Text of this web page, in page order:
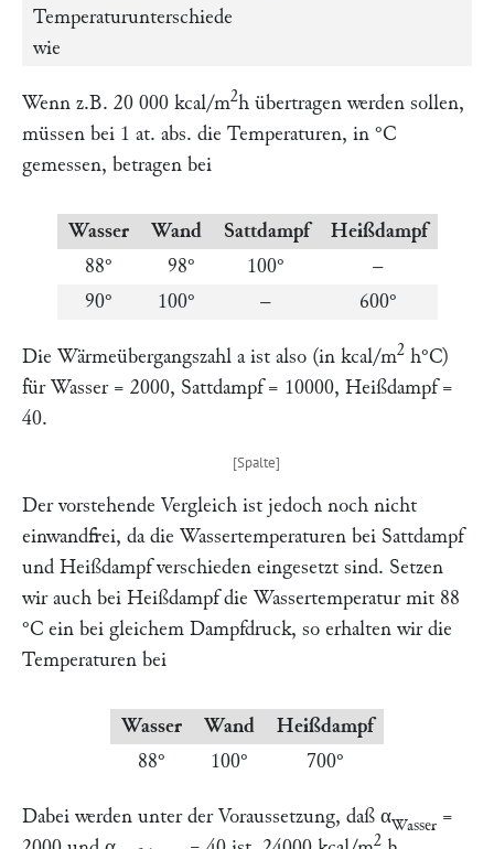
Temperaturunterschiede
wie
Wenn z.B. 20 000 kcal/m2h übertragen werden sollen,
müssen bei 1 at. abs. die Temperaturen, in °C
gemessen, betragen bei
Wasser Wand Sattdampf
Heißdampf
88°
98° 100°
–
90°
100° – 600°
Die Wärmeübergangszahl a ist also (in kcal/m2 h°C)
für Wasser = 2000, Sattdampf = 10000, Heißdampf =
40.
Der vorstehende Vergleich ist jedoch noch nicht
einwandfrei, da die Wassertemperaturen bei Sattdampf
und Heißdampf verschieden eingesetzt sind. Setzen
wir auch bei Heißdampf die Wassertemperatur mit 88
°C ein bei gleichem Dampfdruck, so erhalten wir die
Temperaturen bei
Wasser Wand
Heißdampf
88°
100° 700°
Dabei werden unter der Voraussetzung, daß αWasser =
2